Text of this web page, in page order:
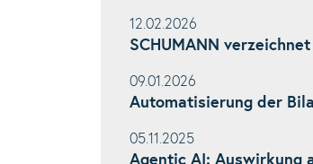
12.02.2026
SCHUMANN
09.01.2026
Automatisierung der
05.11.2025
Agentic AI: Auswirkung